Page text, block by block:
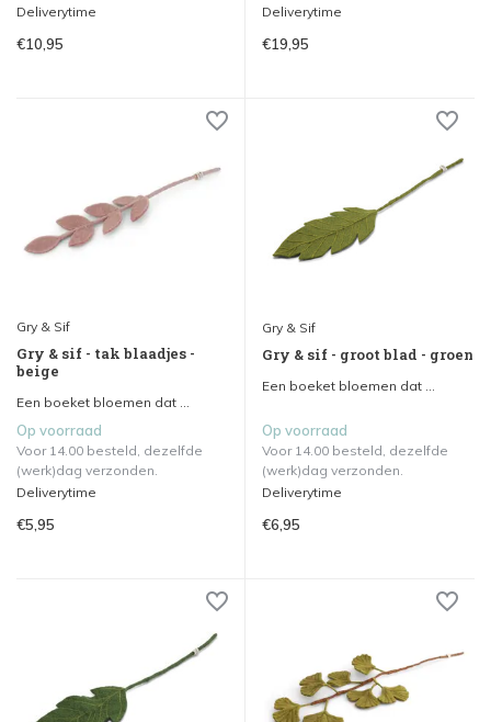
Deliverytime
€10,95
Deliverytime
€19,95
Gry & Sif
Gry & sif - tak blaadjes -
beige
Een boeket bloemen dat ...
Op voorraad
Voor 14.00 besteld, dezelfde
(werk)dag verzonden.
Deliverytime
€5,95
Gry & Sif
Gry & sif - groot blad - groen
Een boeket bloemen dat ...
Op voorraad
Voor 14.00 besteld, dezelfde
(werk)dag verzonden.
Deliverytime
€6,95